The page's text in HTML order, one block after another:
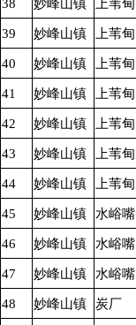
38 妙峰山镇 上苇甸
39 妙峰山镇 上苇甸
40 妙峰山镇 上苇甸
41 妙峰山镇 上苇甸
42 妙峰山镇 上苇甸
43 妙峰山镇 上苇甸
44 妙峰山镇 上苇甸
45 妙峰山镇 水峪嘴
46 妙峰山镇 水峪嘴
47 妙峰山镇 水峪嘴
48 妙峰山镇 炭厂